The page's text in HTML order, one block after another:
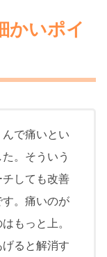
かいポイ
で痛いとい
。そういう
しても改善
す。痛いのが
もっと上。
ると解消す